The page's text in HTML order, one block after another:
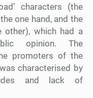
characters (the
one hand, and the
which had a
opinion. The
promoters of the
characterised by
and lack of